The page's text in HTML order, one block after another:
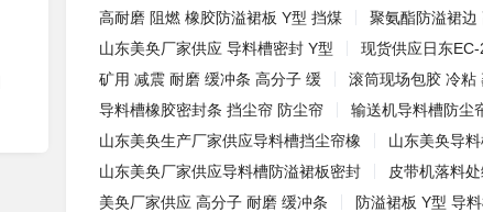
高耐磨 阻燃 橡胶防溢裙板 Y型 挡煤
聚氨酯防溢裙边
山东美奂厂家供应 导料槽密封 Y型
现货供应日东
矿用 减震 耐磨 缓冲条 高分子 缓
滚筒现场包胶 冷粘
导料槽橡胶密封条 挡尘帘 防尘帘
输送机导料槽防尘
山东美奂生产厂家供应导料槽挡尘帘橡
山东美奂导
山东美奂厂家供应导料槽防溢裙板密封
皮带机落料
美奂厂家供应 高分子 耐磨 缓冲条
防溢裙板 Y型 导